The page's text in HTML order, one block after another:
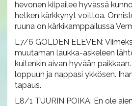
hevonen kilpailee hyvässä
hetken kärkkynyt voittoa.
ruuna on kärkikamppailussa
L7/6 GOLDEN ELEVEN:
muutaman laukka-askeleen
kuitenkin aivan hyvään
loppuun ja nappasi ykkösen.
tapaus.
L8/1 TUURIN POIKA: En ole